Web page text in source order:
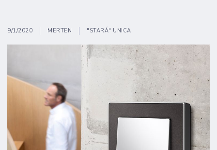
9/1/2020 MERTEN "STARÁ" UNICA